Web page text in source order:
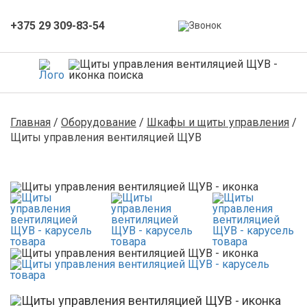
+375 29 309-83-54
Главная / Оборудование / Шкафы и щиты управления /
Щиты управления вентиляцией ЩУВ